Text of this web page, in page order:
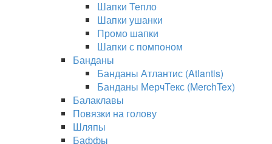
Шапки Тепло
Шапки ушанки
Промо шапки
Шапки с помпоном
Банданы
Банданы Атлантис (Atlantis)
Банданы МерчТекс (MerchTex)
Балаклавы
Повязки на голову
Шляпы
Баффы